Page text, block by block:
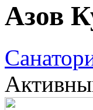
Азов